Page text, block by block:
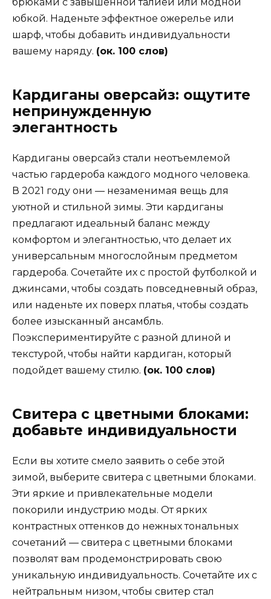
брюками с завышенной талией или модной
юбкой. Наденьте эффектное ожерелье или
шарф, чтобы добавить индивидуальности
вашему наряду. (ок. 100 слов)
Кардиганы оверсайз: ощутите
непринужденную
элегантность
Кардиганы оверсайз стали неотъемлемой
частью гардероба каждого модного человека.
В 2021 году они — незаменимая вещь для
уютной и стильной зимы. Эти кардиганы
предлагают идеальный баланс между
комфортом и элегантностью, что делает их
универсальным многослойным предметом
гардероба. Сочетайте их с простой футболкой и
джинсами, чтобы создать повседневный образ,
или наденьте их поверх платья, чтобы создать
более изысканный ансамбль.
Поэкспериментируйте с разной длиной и
текстурой, чтобы найти кардиган, который
подойдет вашему стилю. (ок. 100 слов)
Свитера с цветными блоками:
добавьте индивидуальности
Если вы хотите смело заявить о себе этой
зимой, выберите свитера с цветными блоками.
Эти яркие и привлекательные модели
покорили индустрию моды. От ярких
контрастных оттенков до нежных тональных
сочетаний — свитера с цветными блоками
позволят вам продемонстрировать свою
уникальную индивидуальность. Сочетайте их с
нейтральным низом, чтобы свитер стал